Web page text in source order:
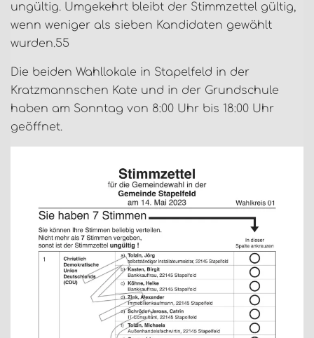
ungültig. Umgekehrt bleibt der Stimmzettel gültig,
wenn weniger als sieben Kandidaten gewählt
wurden.55
Die beiden Wahllokale in Stapelfeld in der
Kratzmannschen Kate und in der Grundschule
haben am Sonntag von 8:00 Uhr bis 18:00 Uhr
geöffnet.